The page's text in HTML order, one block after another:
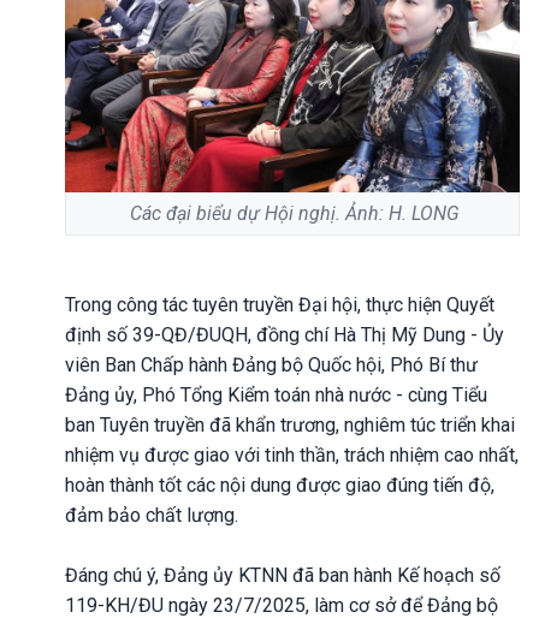
Các đại biểu dự Hội nghị. Ảnh: H. LONG
Trong công tác tuyên truyền Đại hội, thực hiện Quyết
định số 39-QĐ/ĐUQH, đồng chí Hà Thị Mỹ Dung - Ủy
viên Ban Chấp hành Đảng bộ Quốc hội, Phó Bí thư
Đảng ủy, Phó Tổng Kiểm toán nhà nước - cùng Tiểu
ban Tuyên truyền đã khẩn trương, nghiêm túc triển khai
nhiệm vụ được giao với tinh thần, trách nhiệm cao nhất,
hoàn thành tốt các nội dung được giao đúng tiến độ,
đảm bảo chất lượng.
Đáng chú ý, Đảng ủy KTNN đã ban hành Kế hoạch số
119-KH/ĐU ngày 23/7/2025, làm cơ sở để Đảng bộ